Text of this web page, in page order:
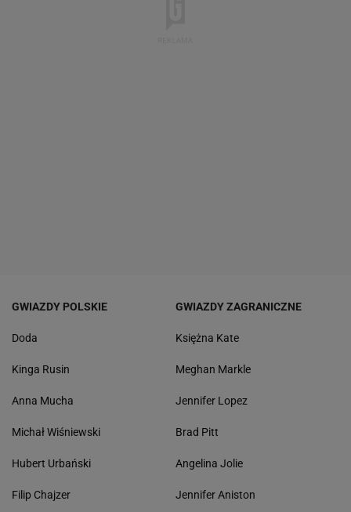
GWIAZDY POLSKIE
Doda
Kinga Rusin
Anna Mucha
Michał Wiśniewski
Hubert Urbański
Filip Chajzer
GWIAZDY ZAGRANICZNE
Księżna Kate
Meghan Markle
Jennifer Lopez
Brad Pitt
Angelina Jolie
Jennifer Aniston